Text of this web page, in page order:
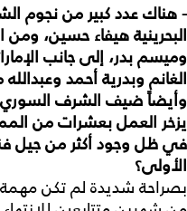
- هناكعددكبيرمننجوم
البحرينيةهيفاء حسين، ومن
وميسمبدر، إلىجانب
الغانم وبدريةأحمد وعبدالله
وأيضاًضيف الشرف السوري
يزخر العملبعشراتمن
فيظل وجودأكثرمنجيل
الأولى؟
بصراحة شديدة لم تكن مهمة